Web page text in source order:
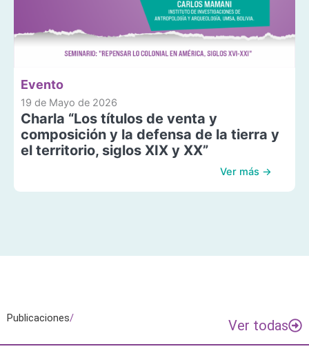
Evento
19 de Mayo de 2026
Charla “Los títulos de venta y
composición y la defensa de la tierra y
el territorio, siglos XIX y XX”
Ver más →
Publicaciones/ Ver todas